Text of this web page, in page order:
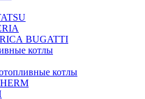
BUGATTI
котлы
котлы